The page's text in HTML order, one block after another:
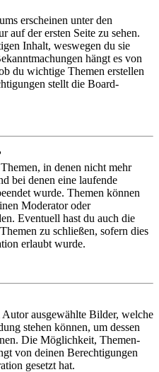
erscheinen unter den
auf der ersten Seite zu sehen.
Inhalt, weswegen du sie
hängt es von
du wichtige Themen erstellen
stellt die Board-
in denen nicht mehr
bei denen eine laufende
wurde. Themen können
Moderator oder
Eventuell hast du auch die
zu schließen, sofern dies
erlaubt wurde.
ausgewählte Bilder, welche
stehen können, um dessen
Die Möglichkeit, Themen-
von deinen Berechtigungen
gesetzt hat.